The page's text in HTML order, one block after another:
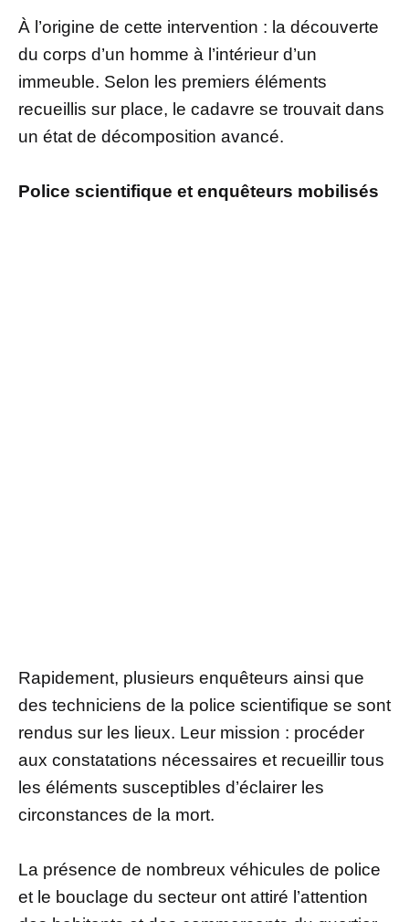
À l’origine de cette intervention : la découverte
du corps d’un homme à l’intérieur d’un
immeuble. Selon les premiers éléments
recueillis sur place, le cadavre se trouvait dans
un état de décomposition avancé.
Police scientifique et enquêteurs mobilisés
Rapidement, plusieurs enquêteurs ainsi que
des techniciens de la police scientifique se sont
rendus sur les lieux. Leur mission : procéder
aux constatations nécessaires et recueillir tous
les éléments susceptibles d’éclairer les
circonstances de la mort.
La présence de nombreux véhicules de police
et le bouclage du secteur ont attiré l’attention